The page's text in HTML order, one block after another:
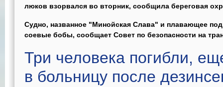
люков взорвался во вторник, сообщила береговая
Судно, названное "Минойская Слава" и плавающее
соевые бобы, сообщает Совет по безопасности на
Три человека погибли,
в больницу после